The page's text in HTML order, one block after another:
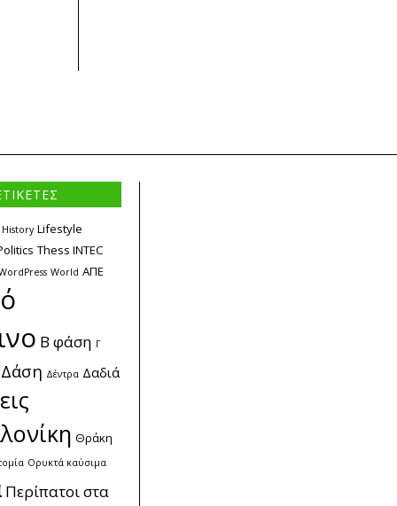
History Lifestyle
Thess INTEC
World ΑΠΕ
Β φάση Γ
Δάση Δέντρα Δαδιά
Θράκη
Ορυκτά καύσιμα
Περίπατοι στα